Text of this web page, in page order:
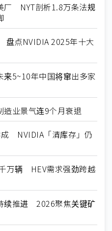
厂 NYT剖析1.8万条法规
点NVIDIA 2025年十大
5~10年中国将窜出多家
业景气连9个月衰退
NVIDIA「清库存」仍
万辆 HEV需求强劲跨越
续推进 2026聚焦关键矿